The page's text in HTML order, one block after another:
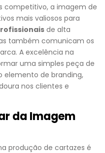
competitivo, a imagem de
mais valiosos para
de alta
também comunicam os
A excelência na
uma simples peça de
elemento de branding,
nos clientes e
da Imagem
produção de cartazes é